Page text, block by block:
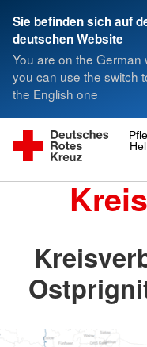
Sie befinden sich auf
deutschen Website
You are on the German
you can use the switch
the English one